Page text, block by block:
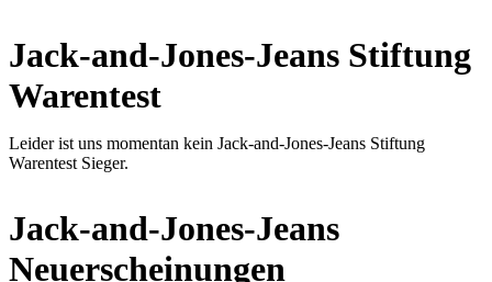
Jack-and-Jones-Jeans Stiftung
Warentest
Leider ist uns momentan kein Jack-and-Jones-Jeans Stiftung
Warentest Sieger.
Jack-and-Jones-Jeans
Neuerscheinungen